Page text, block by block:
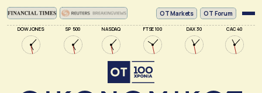
DOW JONES SP 500 NASDAQ FTSE 100 DAX 30 CAC 40
ΟΤ Markets OT Forum